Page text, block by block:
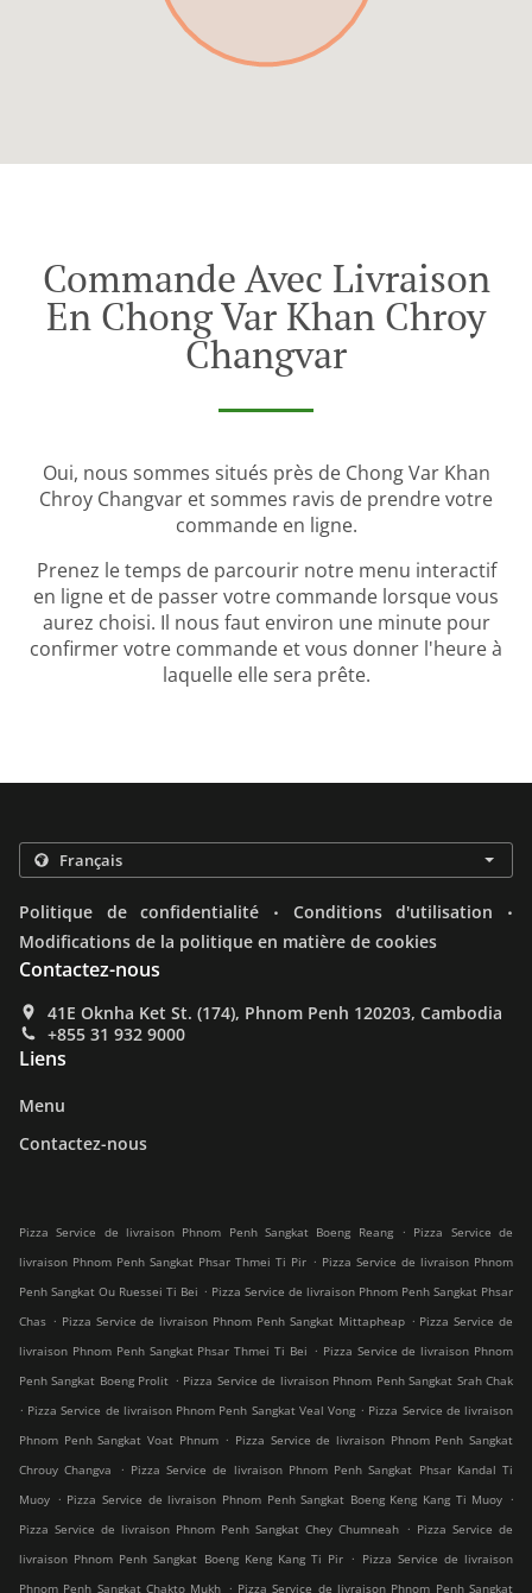
Commande Avec Livraison
En Chong Var Khan Chroy
Changvar
Oui, nous sommes situés près de Chong Var Khan
Chroy Changvar et sommes ravis de prendre votre
commande en ligne.
Prenez le temps de parcourir notre menu interactif
en ligne et de passer votre commande lorsque vous
aurez choisi. Il nous faut environ une minute pour
confirmer votre commande et vous donner l'heure à
laquelle elle sera prête.
Politique de confidentialité . Conditions d'utilisation .
Modifications de la politique en matière de cookies
Contactez-nous
41E Oknha Ket St. (174), Phnom Penh 120203, Cambodia
+855 31 932 9000
Liens
Menu
Contactez-nous
Pizza Service de livraison Phnom Penh Sangkat Boeng Reang . Pizza Service de
livraison Phnom Penh Sangkat Phsar Thmei Ti Pir . Pizza Service de livraison Phnom
Penh Sangkat Ou Ruessei Ti Bei . Pizza Service de livraison Phnom Penh Sangkat Phsar
Chas . Pizza Service de livraison Phnom Penh Sangkat Mittapheap . Pizza Service de
livraison Phnom Penh Sangkat Phsar Thmei Ti Bei . Pizza Service de livraison Phnom
Penh Sangkat Boeng Prolit . Pizza Service de livraison Phnom Penh Sangkat Srah Chak
. Pizza Service de livraison Phnom Penh Sangkat Veal Vong . Pizza Service de livraison
Phnom Penh Sangkat Voat Phnum . Pizza Service de livraison Phnom Penh Sangkat
Chrouy Changva
. Pizza Service de livraison Phnom Penh Sangkat Phsar Kandal Ti
Muoy . Pizza Service de livraison Phnom Penh Sangkat Boeng Keng Kang Ti Muoy .
Pizza Service de livraison Phnom Penh Sangkat Chey Chumneah . Pizza Service de
livraison Phnom Penh Sangkat Boeng Keng Kang Ti Pir . Pizza Service de livraison
Phnom Penh Sangkat Chakto Mukh . Pizza Service de livraison Phnom Penh Sangkat